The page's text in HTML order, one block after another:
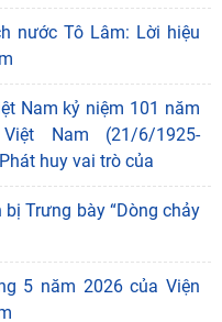
nước Tô Lâm: Lời hiệu
Nam kỷ niệm 101 năm
Nam (21/6/1925-
huy vai trò của
Trưng bày “Dòng chảy
5 năm 2026 của Viện